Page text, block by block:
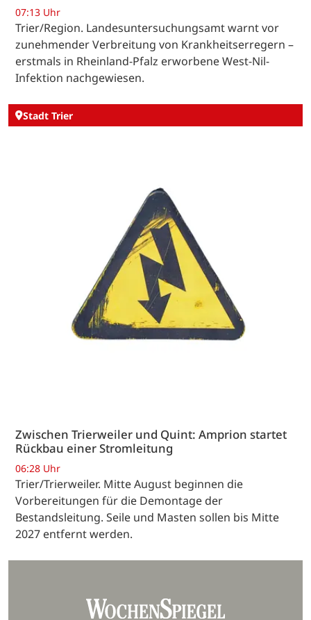
07:13 Uhr
Trier/Region. Landesuntersuchungsamt warnt vor
zunehmender Verbreitung von Krankheitserregern –
erstmals in Rheinland-Pfalz erworbene West-Nil-
Infektion nachgewiesen.
Stadt Trier
Zwischen Trierweiler und Quint: Amprion startet
Rückbau einer Stromleitung
06:28 Uhr
Trier/Trierweiler. Mitte August beginnen die
Vorbereitungen für die Demontage der
Bestandsleitung. Seile und Masten sollen bis Mitte
2027 entfernt werden.